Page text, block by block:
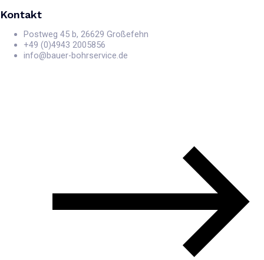
Kontakt
Postweg 45 b, 26629 Großefehn
+49 (0)4943 2005856
info@bauer-bohrservice.de